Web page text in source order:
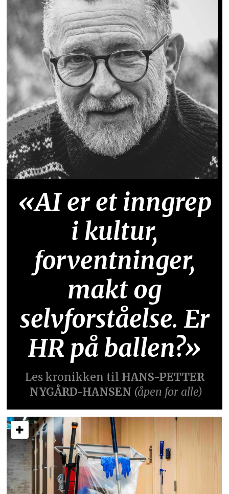
«AI er et inngrep
i kultur,
forventninger,
makt og
selvforståelse. Er
HR på ballen?»
Les kronikken til HANS-PETTER
NYGÅRD-HANSEN (åpen for alle)